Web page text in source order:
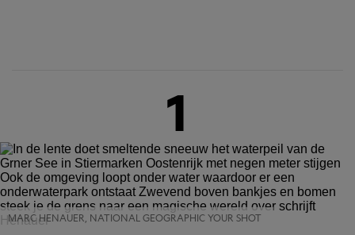
1
MARC HENAUER, NATIONAL GEOGRAPHIC YOUR SHOT